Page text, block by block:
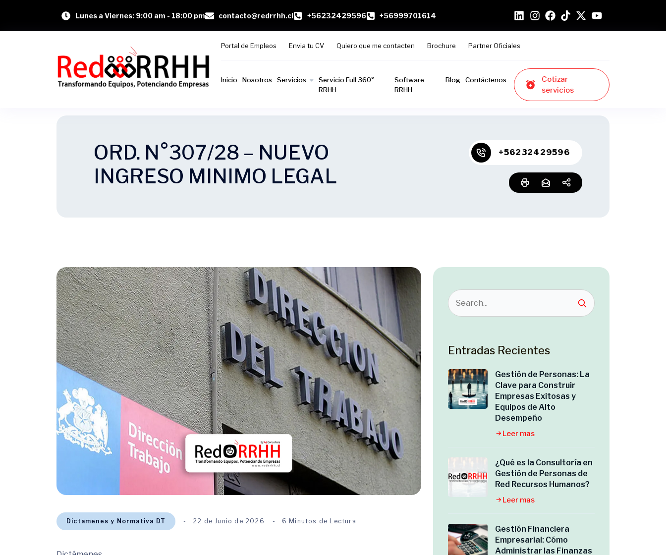
Lunes a Viernes: 9:00 am - 18:00 pm contacto@redrrhh.cl +56232429596 +56999701614
Portal de Empleos Envia tu CV Quiero que me contacten Brochure Partner Oficiales
Inicio Nosotros Servicios
Servicio Full 360°
RRHH
Software
RRHH
Blog Contáctenos
Cotizar
servicios
ORD. N°307/28 – NUEVO
INGRESO MINIMO LEGAL
+56232429596
Dictamenes y Normativa DT 22 de Junio de 2026 6 Minutos de Lectura
Entradas Recientes
Gestión de Personas: La
Clave para Construir
Empresas Exitosas y
Equipos de Alto
Desempeño
Leer mas
¿Qué es la Consultoría en
Gestión de Personas de
Red Recursos Humanos?
Leer mas
Gestión Financiera
Empresarial: Cómo
Administrar las Finanzas